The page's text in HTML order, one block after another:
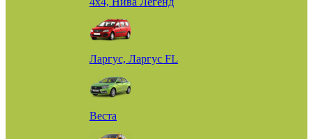
Ларгус, Ларгус FL
Веста